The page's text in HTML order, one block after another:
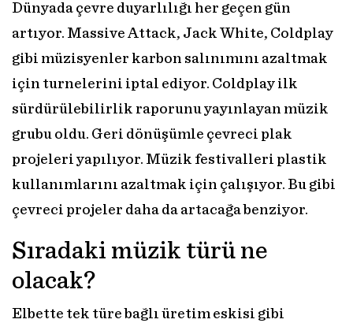
Dünyada çevre duyarlılığı her geçen gün
artıyor. Massive Attack, Jack White, Coldplay
gibi müzisyenler karbon salınımını azaltmak
için turnelerini iptal ediyor. Coldplay ilk
sürdürülebilirlik raporunu yayınlayan müzik
grubu oldu. Geri dönüşümle çevreci plak
projeleri yapılıyor. Müzik festivalleri plastik
kullanımlarını azaltmak için çalışıyor. Bu gibi
çevreci projeler daha da artacağa benziyor.
Sıradaki müzik türü ne
olacak?
Elbette tek türe bağlı üretim eskisi gibi